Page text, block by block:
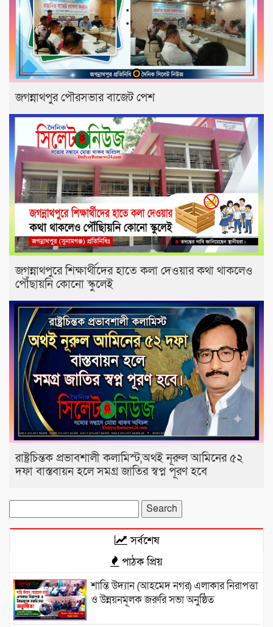
জগন্নাথপুর পৌরসভার বাজেট পেশ
জগন্নাথপুরে শিক্ষার্থীদের হাতে কলা দেওয়ার কথা থাকলেও
পৌঁছায়নি কোনো স্কুলেই
রাষ্ট্রচিন্তক প্রভাবশালী কলামিস্ট,অথই নূরুল আমিনের ৫২
দফা বাস্তবায়ন হলে সমগ্র জাতির স্বপ্ন পূরণ হবে
for:
সর্বশেষ
পাঠক প্রিয়
শান্তি উদ্যান (আহমেদ নগর) এলাকার নিরাপত্তা
ও উন্নয়নমূলক জরুরি সভা অনুষ্ঠিত